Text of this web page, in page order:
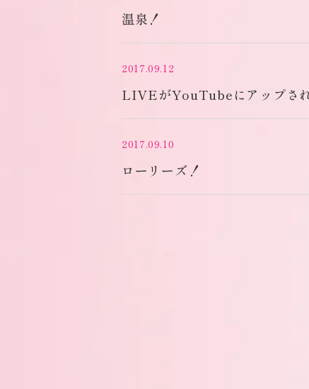
温泉！
2017.09.12
LIVEがYouTubeにアップさ
2017.09.10
ローリーズ！